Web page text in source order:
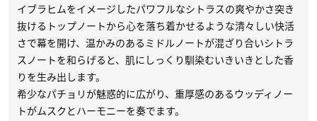
イブラヒムをイメージしたパワフルなシトラスの爽やかさ突き
抜けるトップノートから心を落ち着かせるような清々しい快活
さで幕を開け、温かみのあるミドルノートが混ざり合いシトラ
スノートを和らげると、肌にしっくり馴染むいきいきとした香
りを生み出します。
希少なパチョリが魅惑的に広がり、重厚感のあるウッディノー
トがムスクとハーモニーを奏でます。